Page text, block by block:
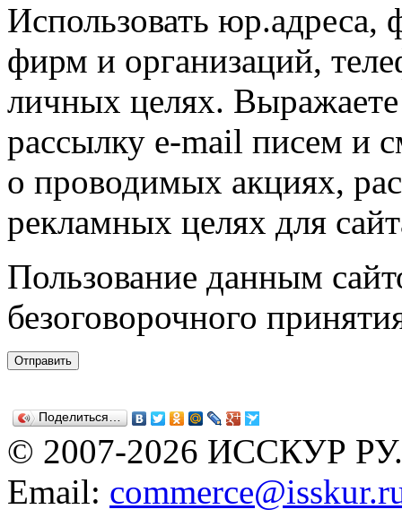
Использовать юр.адреса,
фирм и организаций,
личных целях. Выражаете
рассылку e-mail писем и
о проводимых акциях,
рекламных целях для
Пользование данным
безоговорочного
Поделиться…
© 2007-2026 ИССКУР РУ.
Email: